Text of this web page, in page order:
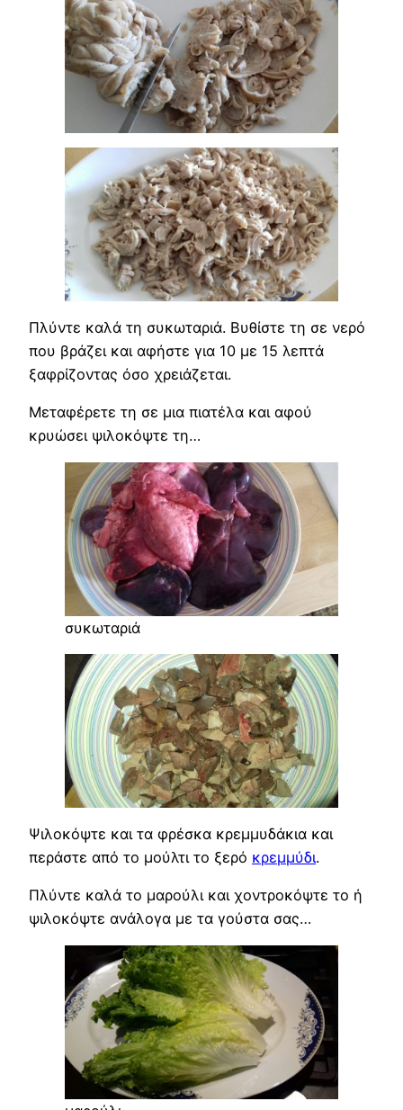
Πλύντε καλά τη συκωταριά. Βυθίστε τη σε νερό
που βράζει και αφήστε για 10 με 15 λεπτά
ξαφρίζοντας όσο χρειάζεται.
Μεταφέρετε τη σε μια πιατέλα και αφού
κρυώσει ψιλοκόψτε τη…
συκωταριά
Ψιλοκόψτε και τα φρέσκα κρεμμυδάκια και
περάστε από το μούλτι το ξερό κρεμμύδι.
Πλύντε καλά το μαρούλι και χοντροκόψτε το ή
ψιλοκόψτε ανάλογα με τα γούστα σας…